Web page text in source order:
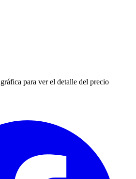
para ver el detalle del precio